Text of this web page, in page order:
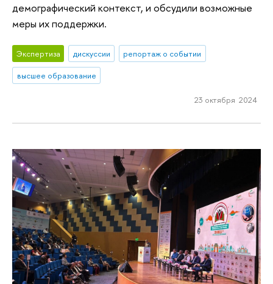
демографический контекст, и обсудили возможные
меры их поддержки.
Экспертиза дискуссии
репортаж о событии
высшее образование
23 октября 2024